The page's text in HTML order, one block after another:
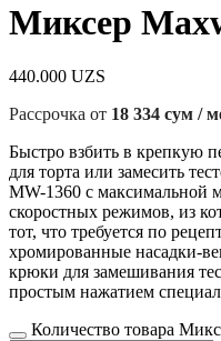
Миксер
440.000 UZS
Рассрочка от 18 334 сум /
Быстро взбить в крепкую
для торта или замесить
MW-1360 с максимальной
скоростных режимов, из
тот, что требуется по
хромированные насадки-
крюки для замешивания
простым нажатием
Количество товара